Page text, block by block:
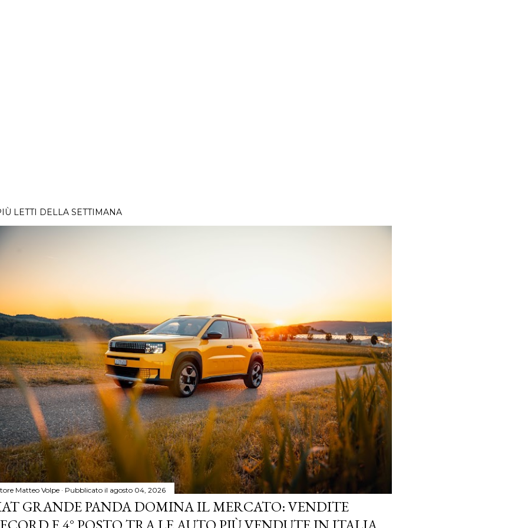
LETTI DELLA SETTIMANA
Matteo Volpe Pubblicato il agosto 04, 2026
GRANDE PANDA DOMINA IL MERCATO: VENDITE